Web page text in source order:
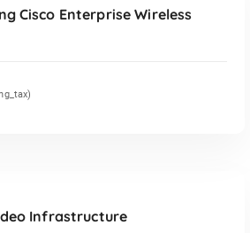
Cisco Enterprise Wireless
Infrastructure